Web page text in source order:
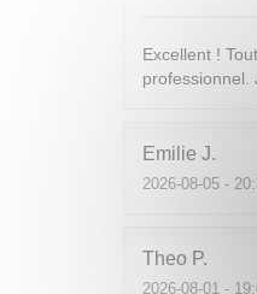
Excellent !
professionnel.
Emilie J
2026-08-05 -
Theo P
2026-08-01 -